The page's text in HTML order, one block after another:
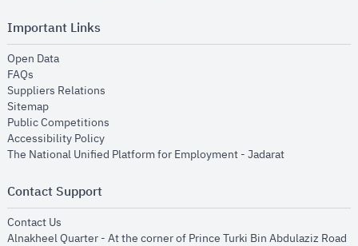
Important Links
Open Dataopens in new window
FAQs
Suppliers Relations
Sitemapopens in new window
Public Competitions
Accessibility Policyopens in new window
The National Unified Platform for Employment - Jadaratopens in new
Contact Support
Contact Us
Alnakheel Quarter - At the corner of Prince Turki Bin Abdulaziz Road